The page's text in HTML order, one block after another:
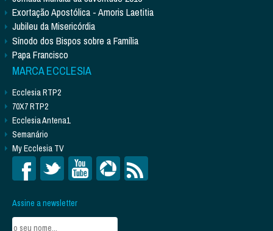
Exortação Apostólica - Amoris Laetitia
Jubileu da Misericórdia
Sínodo dos Bispos sobre a Família
Papa Francisco
MARCA ECCLESIA
Ecclesia RTP2
70X7 RTP2
Ecclesia Antena1
Semanário
My Ecclesia TV
Assine a newsletter